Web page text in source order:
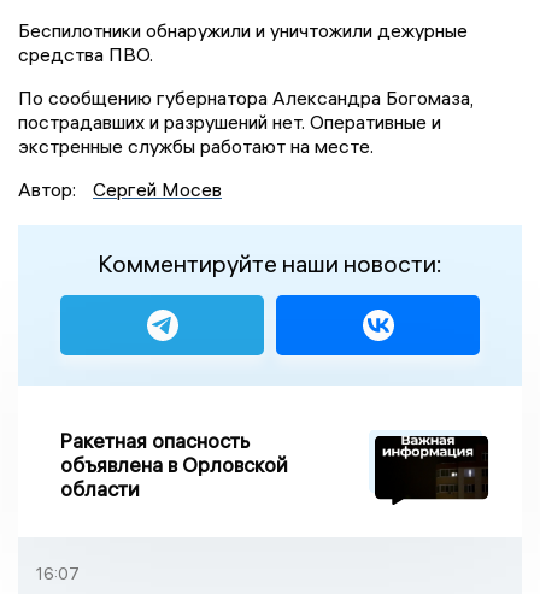
Беспилотники обнаружили и уничтожили дежурные
средства ПВО.
По сообщению губернатора Александра Богомаза,
пострадавших и разрушений нет. Оперативные и
экстренные службы работают на месте.
Автор:
Сергей Мосев
Комментируйте наши новости:
Ракетная опасность
объявлена в Орловской
области
16:07